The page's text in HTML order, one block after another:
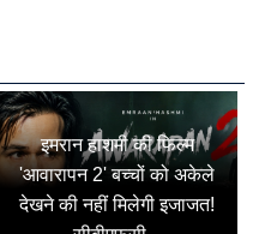
इमरान हाशमी की फिल्म
'आवारापन 2' बच्चों को अकेले
देखने की नहीं मिलेगी इजाजत!